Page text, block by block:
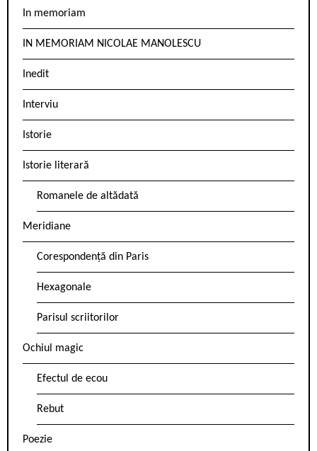
In memoriam
IN MEMORIAM NICOLAE MANOLESCU
Inedit
Interviu
Istorie
Istorie literară
Romanele de altădată
Meridiane
Corespondență din Paris
Hexagonale
Parisul scriitorilor
Ochiul magic
Efectul de ecou
Rebut
Poezie